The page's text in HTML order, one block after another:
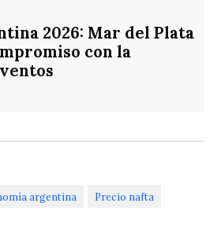
2026: Mar del Plata
con la
argentina Precio nafta